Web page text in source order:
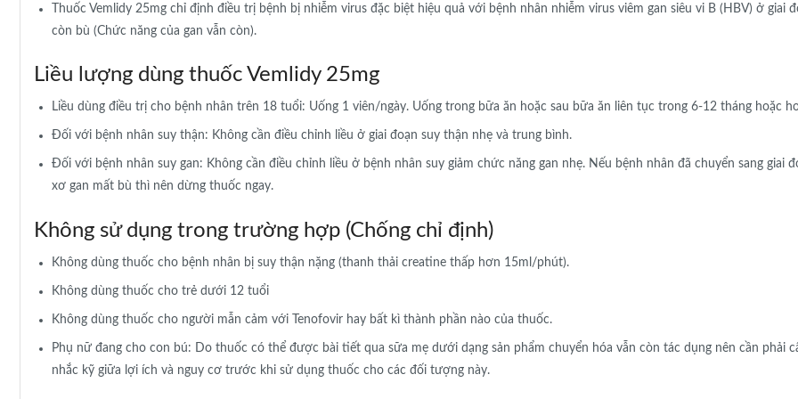
Thuốc Vemlidy 25mg chỉ định điều trị bệnh bị nhiễm virus đặc biệt hiệu quả với bệnh nhân nhiễm virus viêm gan siêu vi B (HBV) ở giai
còn bù (Chức năng của gan vẫn còn).
Liều lượng dùng thuốc Vemlidy 25mg
Liều dùng điều trị cho bệnh nhân trên 18 tuổi: Uống 1 viên/ngày. Uống trong bữa ăn hoặc sau bữa ăn liên tục trong 6-12 tháng hoặc
Đối với bệnh nhân suy thận: Không cần điều chỉnh liều ở giai đoạn suy thận nhẹ và trung bình.
Đối với bệnh nhân suy gan: Không cần điều chỉnh liều ở bệnh nhân suy giảm chức năng gan nhẹ. Nếu bệnh nhân đã chuyển sang giai
xơ gan mất bù thì nên dừng thuốc ngay.
Không sử dụng trong trường hợp (Chống chỉ định)
Không dùng thuốc cho bệnh nhân bị suy thận nặng (thanh thải creatine thấp hơn 15ml/phút).
Không dùng thuốc cho trẻ dưới 12 tuổi
Không dùng thuốc cho người mẫn cảm với Tenofovir hay bất kì thành phần nào của thuốc.
Phụ nữ đang cho con bú: Do thuốc có thể được bài tiết qua sữa mẹ dưới dạng sản phẩm chuyển hóa vẫn còn tác dụng nên cần phải
nhắc kỹ giữa lợi ích và nguy cơ trước khi sử dụng thuốc cho các đối tượng này.